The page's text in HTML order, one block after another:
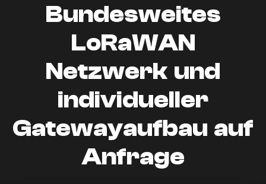
Bundesweites
LoRaWAN
Netzwerk und
individueller
Gatewayaufbau auf
Anfrage